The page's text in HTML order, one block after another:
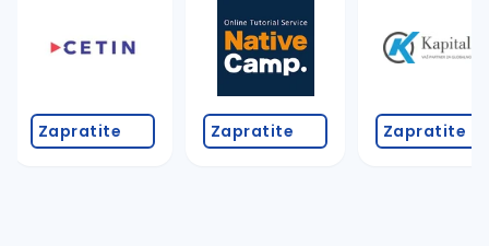
Zapratite Zapratite Zapratite